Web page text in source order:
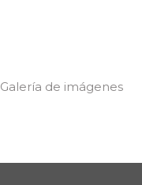
Galería de imágenes